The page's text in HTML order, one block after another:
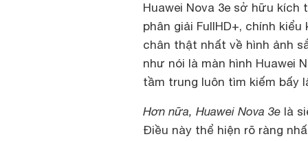
Huawei Nova 3e sở hữu
phân giải FullHD+, chính
chân thật nhất về hình ảnh
như nói là màn hình Huawei
tầm trung luôn tìm kiếm bấy
Hơn nữa, Huawei Nova 3e là
Điều này thể hiện rõ ràng